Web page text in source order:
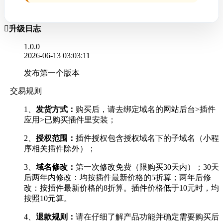
升级日志
1.0.0
2026-06-13 03:03:11
发布第一个版本
交易规则
1、 发货方式： 购买后，请去绑定域名的网站后台>插件
应用>已购买插件里安装；
2、 授权范围： 插件授权包含授权域名下的子域名（小程
序相关插件除外）；
3、 域名修改： 第一次修改免费（限购买30天内）；30天
后两年内修改：均按插件最新价格的5折算；两年后修
改：按插件最新价格的8折算。插件价格低于10元时，均
按照10元算。
4、 退款规则： 请在仔细了解产品功能并确定需要购买后